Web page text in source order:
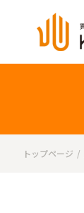
トップページ